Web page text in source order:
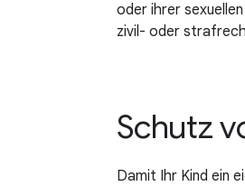
oder ihrer
zivil- oder
Schutz
Damit Ihr Kind ein